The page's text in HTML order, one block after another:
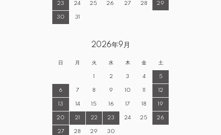
23 24 25 26 27 28 29
30 31
2026年9月
日 月 火 水 木 金 土
1 2 3 4 5
6 7 8 9 10 11 12
13 14 15 16 17 18 19
20 21 22 23 24 25 26
27 28 29 30